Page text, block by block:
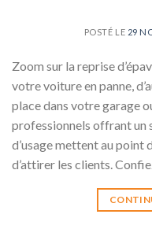
POSTÉ LE 29
Zoom sur la reprise
votre voiture en panne,
place dans votre garage
professionnels offrant un
d’usage mettent au point
d’attirer les clients.